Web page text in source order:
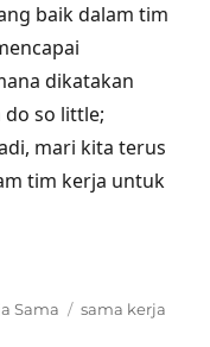
baik dalam tim
dikatakan
do so little;
mari kita terus
tim kerja untuk
Sama Tags
sama kerja